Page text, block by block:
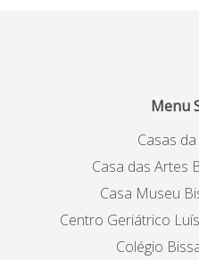
Menu
Casas
Casa das Artes
Casa Museu
Centro Geriátrico
Colégio